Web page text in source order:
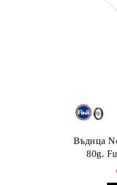
Въдица
80g.